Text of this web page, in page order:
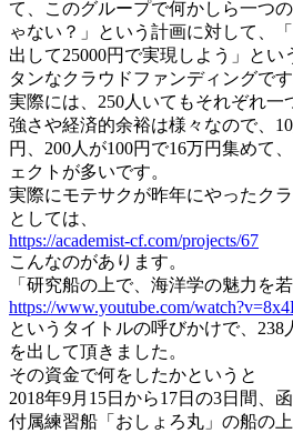
て、このグループで何かしら一つ
ゃない？」という計画に対して、
出して25000円で実現しよう」と
タンなクラウドファンディングです
実際には、250人いてもそれぞれ一
強さや経済的余裕は様々なので、
円、200人が100円で16万円集めて
ェクトが多いです。
実際にモテサクが昨年にやったク
としては、
https://academist-cf.com/projects/67
こんなのがあります。
「研究船の上で、海洋学の魅力を
https://www.youtube.com/
というタイトルの呼びかけで、238
を出して頂きました。
その資金で何をしたかというと
2018年9月15日から17日の3日間、
付属練習船「おしょろ丸」の船の